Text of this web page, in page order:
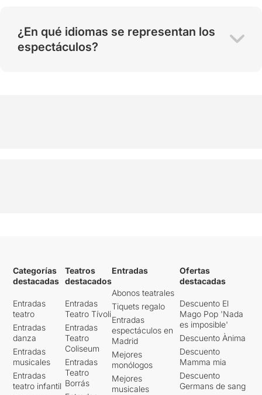
¿En qué idiomas se representan los
espectáculos?
Categorías
destacadas
Entradas
teatro
Entradas
danza
Entradas
musicales
Entradas
teatro infantil
Teatros
destacados
Entradas
Teatro Tívoli
Entradas
Teatro
Coliseum
Entradas
Teatro
Borrás
Entradas
Abonos teatrales
Tiquets regalo
Entradas
espectáculos en
Madrid
Mejores
monólogos
Mejores
musicales
Ofertas
destacadas
Descuento El
Mago Pop 'Nada
es imposible'
Descuento Ànima
Descuento
Mamma mia
Descuento
Germans de sang